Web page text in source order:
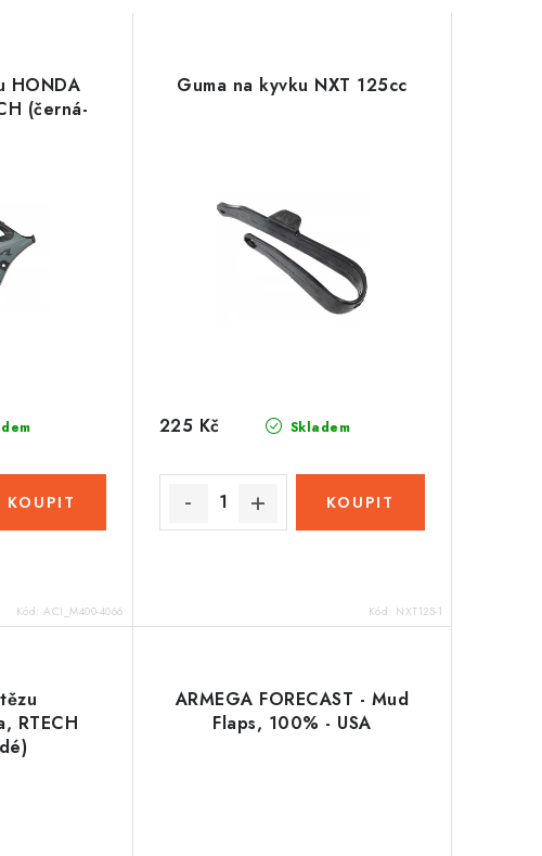
HONDA
(černá-
Kód: ACI_M400-4066
Guma na kyvku NXT 125cc
Skladem
225 Kč
Kód: NXT125-1
RTECH
ARMEGA FORECAST - Mud
Flaps, 100% - USA